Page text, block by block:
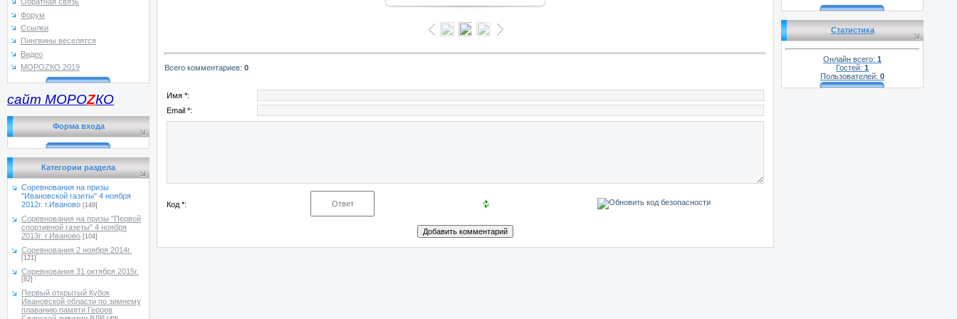
Форум
Ссылки
Пингвины веселятся
Видео
МОРОZКО 2019
сайт МОРОZКО
Форма входа
Категории раздела
Соревнования на призы
"Ивановской газеты" 4 ноября
2012г. г.Иваново [149]
Соревнования на призы "Первой
спортивной газеты" 4 ноября
2013г. г.Иваново [104]
Соревнования 2 ноября 2014г.
[121]
Соревнования 31 октября 2015г.
[82]
Первый открытый Кубок
Ивановской области по зимнему
плаванию памяти Героев
Всего комментариев: 0
Имя *:
Email *:
Код *:
Статистика
Онлайн всего: 1
Гостей: 1
Пользователей: 0